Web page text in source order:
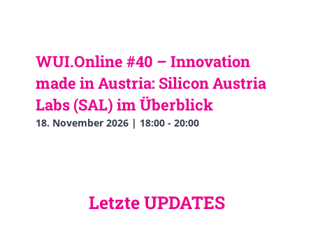
WUI.Online #40 – Innovation
made in Austria: Silicon Austria
Labs (SAL) im Überblick
18. November 2026 | 18:00 - 20:00
Letzte UPDATES